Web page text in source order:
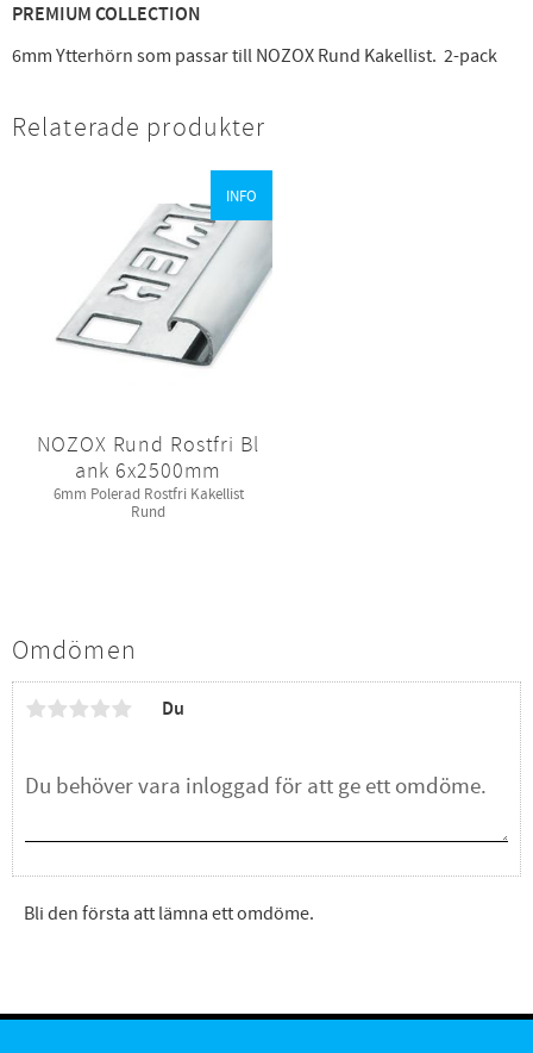
PREMIUM COLLECTION
6mm Ytterhörn som passar till NOZOX Rund Kakellist. 2-pack
Omdömen
Du
Bli den första att lämna ett omdöme.
Relaterade produkter
NOZOX Rund Rostfri Bl
ank 6x2500mm
6mm Polerad Rostfri Kakellist
Rund
INFO